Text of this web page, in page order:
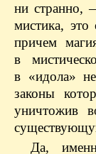
ни странно,
мистика,
причем
в
в «идола»
законы
уничтожив
Да,